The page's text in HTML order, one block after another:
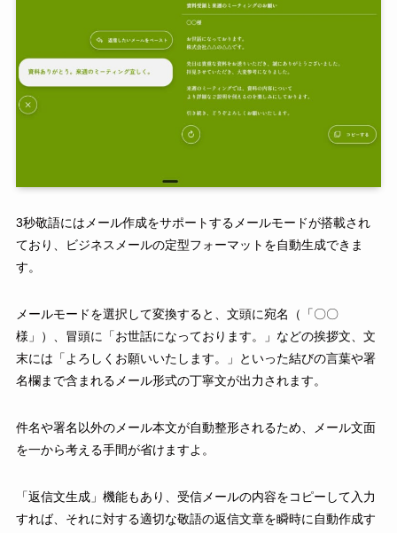
3秒敬語にはメール作成をサポートするメールモードが搭載され
ており、ビジネスメールの定型フォーマットを自動生成できま
す。
メールモードを選択して変換すると、文頭に宛名（「〇〇
様」）、冒頭に「お世話になっております。」などの挨拶文、文
末には「よろしくお願いいたします。」といった結びの言葉や署
名欄まで含まれるメール形式の丁寧文が出力されます。
件名や署名以外のメール本文が自動整形されるため、メール文面
を一から考える手間が省けますよ。
「返信文生成」機能もあり、受信メールの内容をコピーして入力
すれば、それに対する適切な敬語の返信文章を瞬時に自動作成す